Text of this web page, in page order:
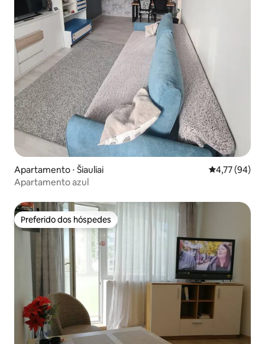
Apartamento ⋅ Šiauliai 4,77 de uma
4,77 (94)
Apartamento azul
Preferido dos hóspedes
Preferido dos hóspedes